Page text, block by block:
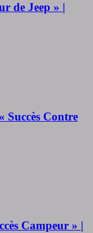
de Jeep » |
Succès Contre
Campeur » |